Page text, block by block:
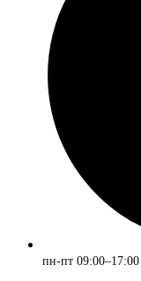
пн-пт